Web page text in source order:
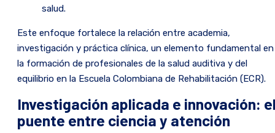
salud.
Este enfoque fortalece la relación entre academia,
investigación y práctica clínica, un elemento fundamental en
la formación de profesionales de la salud auditiva y del
equilibrio en la Escuela Colombiana de Rehabilitación (ECR).
Investigación aplicada e innovación:
puente entre ciencia y atención